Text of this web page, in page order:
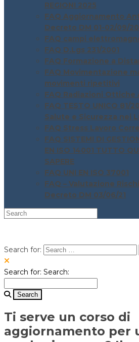
REGIONI 2025
FAQ Aggiornamento
Decreto DM 01-02/09/
FAQ campi
FAQ D.Lgs 231/2001
FAQ Formazione a
FAQ Movimentazione
movimenti ripetitivi
FAQ Radiazioni Ottiche
FAQ TESTO UNICO 81/
Salute e Sicurezza nei
FAQ Stress Lavoro
FAQ SISTEMI DI
EN ISO 14001 TUTTO
SAPERE
FAQ UNI EN ISO 37001
FAQ – Valutazione
Decreto DM 03/06/21
Search for:
Search for: Search:
Ti serve un corso di
aggiornamento per